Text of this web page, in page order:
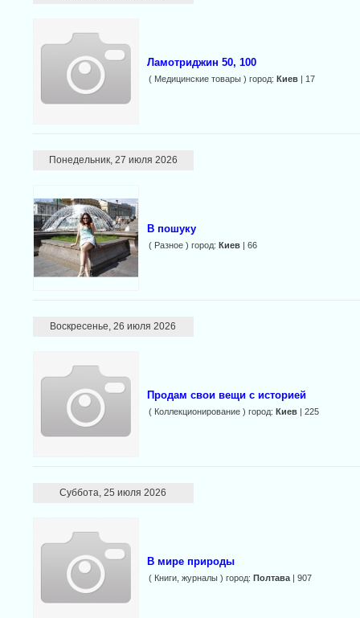
Ламотриджин 50, 100
( Медицинские товары ) город: Киев| 17
Понедельник, 27 июля 2026
В пошуку
( Разное ) город: Киев| 66
Воскресенье, 26 июля 2026
Продам свои вещи с историей
( Коллекционирование ) город: Киев| 225
Суббота, 25 июля 2026
В мире природы
( Книги, журналы ) город: Полтава| 907